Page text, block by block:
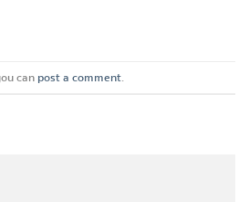
can post a comment.